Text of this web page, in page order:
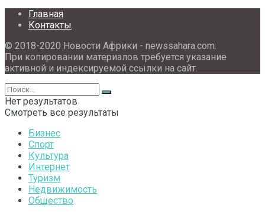
Главная
Контакты
© 2018-2020 Новости Африки - newssahara.com.
При копировании материалов требуется указание
активной и индексируемой ссылки на сайт.
Нет результатов
Смотреть все результаты
Бизнес
Спорт
Культура
Интернет
Туризм
Недвижимость
Общество